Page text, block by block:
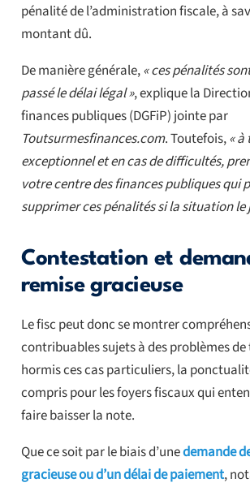
pénalité de l’administration fiscale, à
montant dû.
De manière générale,« ces pénalités
passé le délai légal », explique la
finances publiques (DGFiP) jointe par
Toutsurmesfinances.com. Toutefois,«
exceptionnel et en cas de difficultés,
votre centre des finances publiques qui
supprimer ces pénalités si la situation le
Contestation et
remise gracieuse
Le fisc peut donc se montrer
contribuables sujets à des problèmes
hormis ces cas particuliers, la
compris pour les foyers fiscaux qui
faire baisser la note.
Que ce soit par le biais d’unedemande
gracieuse ou d’un délai de paiement,